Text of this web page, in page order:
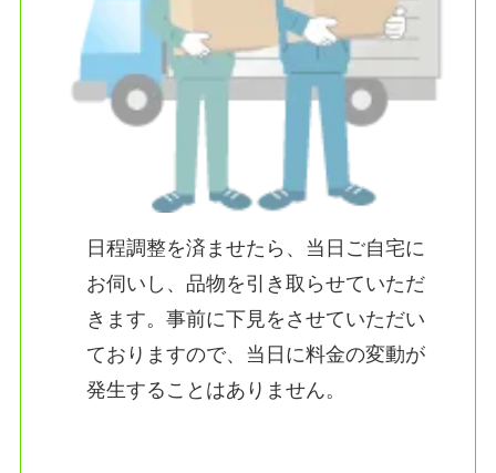
日程調整を済ませたら、当日ご自宅に
お伺いし、品物を引き取らせていただ
きます。事前に下見をさせていただい
ておりますので、当日に料金の変動が
発生することはありません。